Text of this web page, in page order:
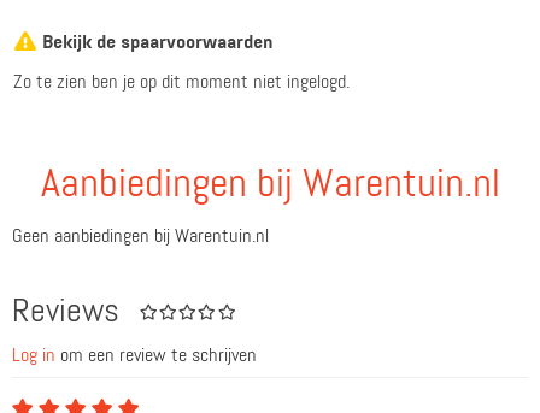
Bekijk de spaarvoorwaarden
Zo te zien ben je op dit moment niet ingelogd.
Aanbiedingen bij Warentuin.nl
Geen aanbiedingen bij Warentuin.nl
Reviews
Log in om een review te schrijven